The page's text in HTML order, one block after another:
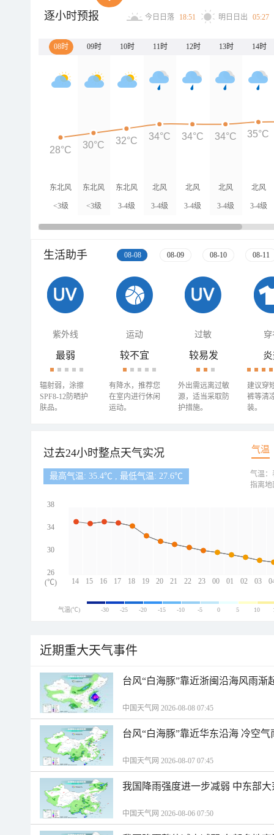
逐小时预报 今日日落 18:51 明日日出 05:27
08时 09时 10时 11时 12时 13时 14时
东北风
<3级
东北风
<3级
东北风
3-4级
北风
3-4级
北风
3-4级
北风
3-4级
北风
3-4级
28°C 30°C 32°C 34°C 34°C 34°C 35°C
生活助手 08-08 08-09 08-10 08-11
紫外线 运动 过敏 穿
最弱
辐射弱，涂擦
SPF8-12防晒护
肤品。
较不宜
有降水，推荐您
在室内进行休闲
运动。
较易发
外出需远离过敏
源，适当采取防
护措施。
建议穿
裤等清
装。
过去24小时整点天气实况 气温
最高气温: 35.4℃ , 最低气温: 27.6℃
14 15 16 17 18 19 20 21 22 23 00 01 02 03
38
34
30
26
(℃)
气温：
指离地
气温(℃) -30 -25 -20 -15 -10 -5 0 5 10
近期重大天气事件
台风“白海豚”靠近浙闽沿海风雨渐
中国天气网 2026-08-08 07:45
台风“白海豚”靠近华东沿海 冷空
中国天气网 2026-08-07 07:45
我国降雨强度进一步减弱 中东部
中国天气网 2026-08-06 07:50